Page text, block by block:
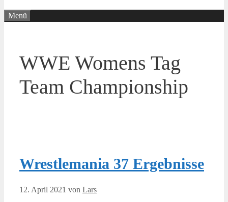
Menü
WWE Womens Tag
Team Championship
Wrestlemania 37 Ergebnisse
12. April 2021 von Lars